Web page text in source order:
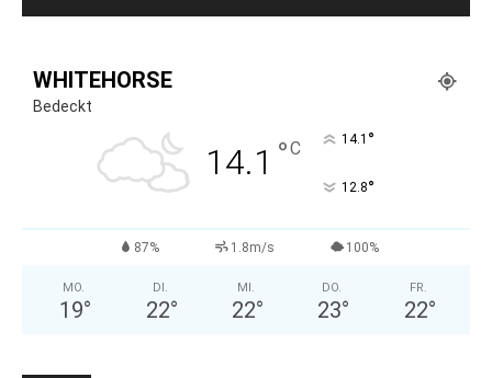
WHITEHORSE
Bedeckt
14.1 °C 14.1 °
12.8°
87% 1.8m/s 100%
MO.
19°
DI.
22°
MI.
22°
DO.
23°
FR.
22°